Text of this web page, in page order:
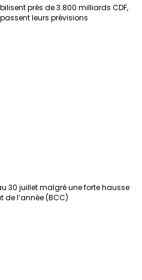
près de 3.800 milliards CDF,
leurs prévisions
30 juillet malgré une forte hausse
de l’année (BCC)